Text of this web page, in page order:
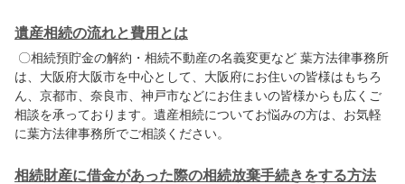
遺産相続の流れと費用とは
〇相続預貯金の解約・相続不動産の名義変更など 葉方法律事務所
は、大阪府大阪市を中心として、大阪府にお住いの皆様はもちろ
ん、京都市、奈良市、神戸市などにお住まいの皆様からも広くご
相談を承っております。遺産相続についてお悩みの方は、お気軽
に葉方法律事務所でご相談ください。
相続財産に借金があった際の相続放棄手続きをする方法